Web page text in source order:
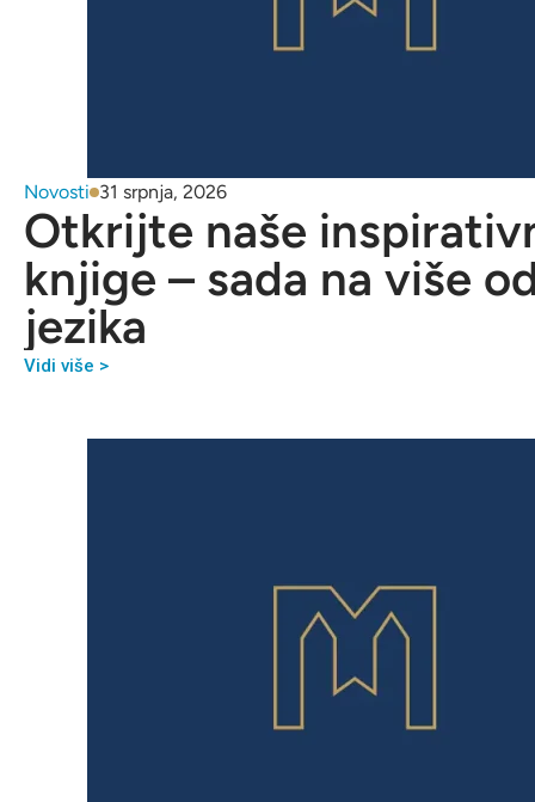
Novosti 31 srpnja, 2026
Otkrijte naše
knjige – sada na više
jezika
Vidi više >